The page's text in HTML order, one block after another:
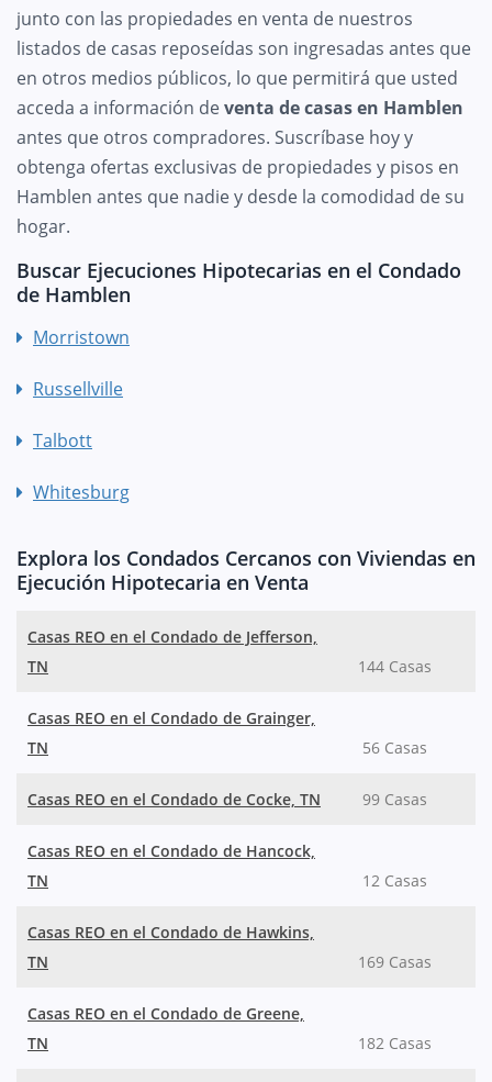
junto con las propiedades en venta de nuestros
listados de casas reposeídas son ingresadas antes que
en otros medios públicos, lo que permitirá que usted
acceda a información deventa de casas en Hamblen
antes que otros compradores. Suscríbase hoy y
obtenga ofertas exclusivas de propiedades y pisos en
Hamblen antes que nadie y desde la comodidad de su
hogar.
Buscar Ejecuciones Hipotecarias en el Condado
de Hamblen
Morristown
Russellville
Talbott
Whitesburg
Explora los Condados Cercanos con Viviendas en
Ejecución Hipotecaria en Venta
Casas REO en el Condado de Jefferson,
TN
144 Casas
Casas REO en el Condado de Grainger,
TN
56 Casas
Casas REO en el Condado de Cocke, TN 99 Casas
Casas REO en el Condado de Hancock,
TN
12 Casas
Casas REO en el Condado de Hawkins,
TN
169 Casas
Casas REO en el Condado de Greene,
TN
182 Casas